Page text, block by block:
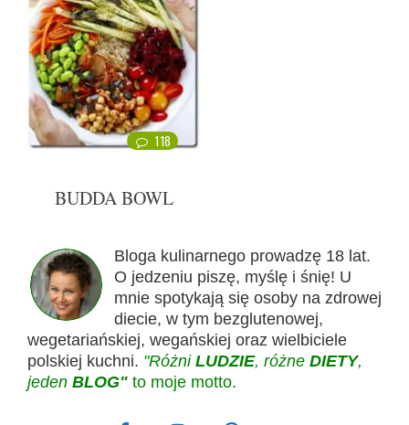
118
BUDDA BOWL
Bloga kulinarnego prowadzę 18 lat.
O jedzeniu piszę, myślę i śnię! U
mnie spotykają się osoby na zdrowej
diecie, w tym bezglutenowej,
wegetariańskiej, wegańskiej oraz wielbiciele
polskiej kuchni. "Różni LUDZIE, różne DIETY,
jeden BLOG" to moje motto.